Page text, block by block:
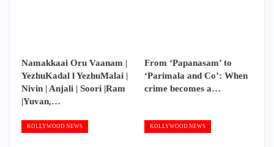
Namakkaai Oru Vaanam |
YezhuKadal l YezhuMalai |
Nivin | Anjali | Soori |Ram
|Yuvan,…
From ‘Papanasam’ to
‘Parimala and Co’: When
crime becomes a…
KOLLYWOOD NEWS KOLLYWOOD NEWS